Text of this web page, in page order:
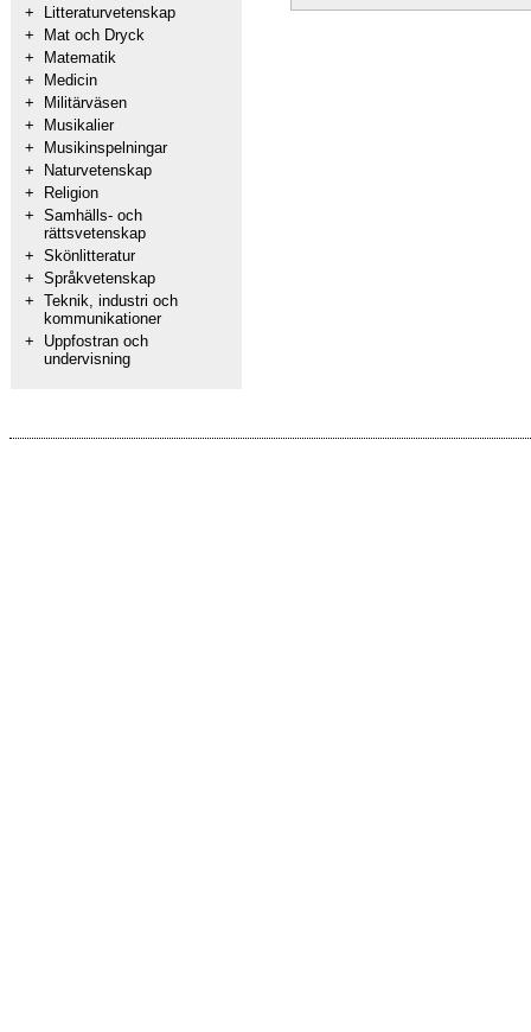
+
Litteraturvetenskap
+
Mat och Dryck
+
Matematik
+
Medicin
+
Militärväsen
+
Musikalier
+
Musikinspelningar
+
Naturvetenskap
+
Religion
+ Samhälls- och
rättsvetenskap
+ Skönlitteratur
+ Språkvetenskap
+ Teknik, industri och
kommunikationer
+
Uppfostran och
undervisning